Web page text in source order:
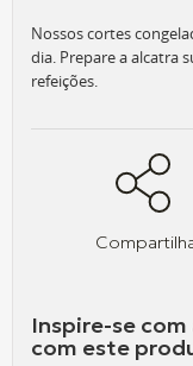
Nossos cortes
dia. Prepare a alcatra
refeições.
Inspire-se
com este